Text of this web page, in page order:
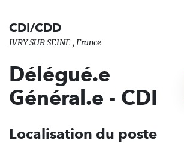
CDI/CDD
IVRY SUR SEINE , France
Délégué.e
Général.e - CDI
Localisation du poste